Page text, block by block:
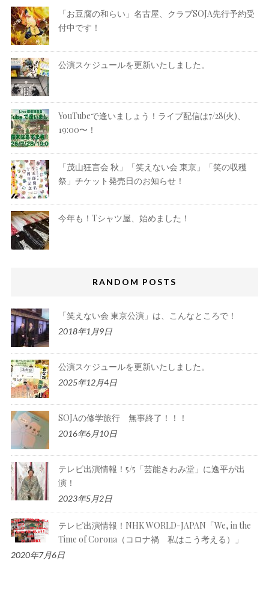
「お豆腐の和らい」名古屋、クラブSOJA先行予約受
付中です！
公演スケジュールを更新いたしました。
YouTubeで逢いましょう！ライブ配信は7/28(火)、
19:00〜！
「茂山狂言会 秋」「笑えない会 東京」「笑の収穫
祭」チケット発売日のお知らせ！
今年も！Tシャツ屋、始めました！
RANDOM POSTS
「笑えない会 東京公演」は、こんなところで！
2018年1月9日
公演スケジュールを更新いたしました。
2025年12月4日
SOJAの修学旅行 無事終了！！！
2016年6月10日
テレビ出演情報！5/5「芸能きわみ堂」に逸平が出
演！
2023年5月2日
テレビ出演情報！NHK WORLD-JAPAN「We, in the
Time of Corona（コロナ禍 私はこう考える）」
2020年7月6日